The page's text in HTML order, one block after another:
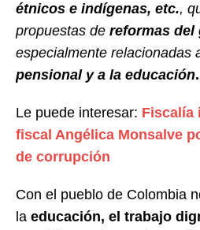
étnicos e indígenas, etc.,
propuestas de reformas del
especialmente relacionadas
pensional y a la educación.
Le puede interesar: Fiscalía
fiscal Angélica Monsalve
de corrupción
Con el pueblo de Colombia
la educación, el trabajo